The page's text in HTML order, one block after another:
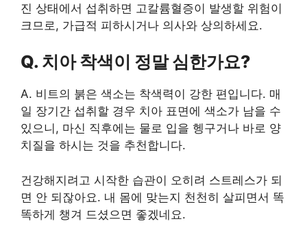
진 상태에서 섭취하면 고칼륨혈증이 발생할 위험이
크므로, 가급적 피하시거나 의사와 상의하세요.
Q. 치아 착색이 정말 심한가요?
A. 비트의 붉은 색소는 착색력이 강한 편입니다. 매
일 장기간 섭취할 경우 치아 표면에 색소가 남을 수
있으니, 마신 직후에는 물로 입을 헹구거나 바로 양
치질을 하시는 것을 추천합니다.
건강해지려고 시작한 습관이 오히려 스트레스가 되
면 안 되잖아요. 내 몸에 맞는지 천천히 살피면서 똑
똑하게 챙겨 드셨으면 좋겠네요.